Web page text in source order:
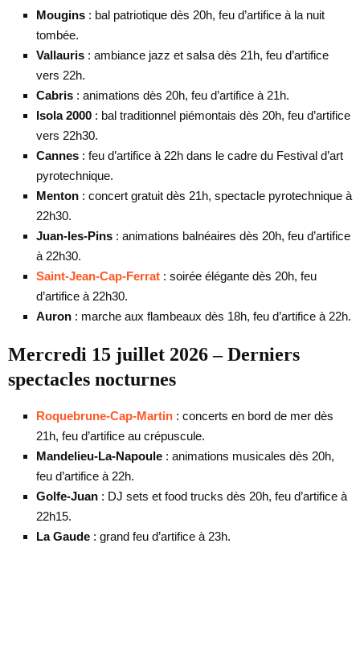
Mougins : bal patriotique dès 20h, feu d’artifice à la nuit
tombée.
Vallauris : ambiance jazz et salsa dès 21h, feu d’artifice
vers 22h.
Cabris : animations dès 20h, feu d’artifice à 21h.
Isola 2000 : bal traditionnel piémontais dès 20h, feu d’artifice
vers 22h30.
Cannes : feu d’artifice à 22h dans le cadre du Festival d’art
pyrotechnique.
Menton : concert gratuit dès 21h, spectacle pyrotechnique à
22h30.
Juan-les-Pins : animations balnéaires dès 20h, feu d’artifice
à 22h30.
Saint-Jean-Cap-Ferrat : soirée élégante dès 20h, feu
d’artifice à 22h30.
Auron : marche aux flambeaux dès 18h, feu d’artifice à 22h.
Mercredi 15 juillet 2026 – Derniers
spectacles nocturnes
Roquebrune-Cap-Martin : concerts en bord de mer dès
21h, feu d’artifice au crépuscule.
Mandelieu-La-Napoule : animations musicales dès 20h,
feu d’artifice à 22h.
Golfe-Juan : DJ sets et food trucks dès 20h, feu d’artifice à
22h15.
La Gaude : grand feu d’artifice à 23h.